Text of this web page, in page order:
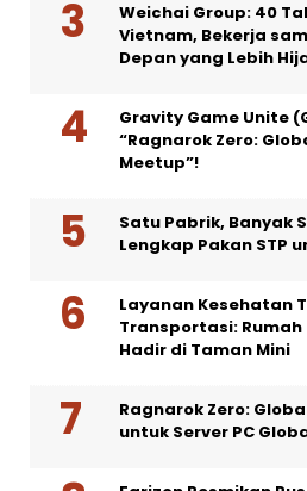
Weichai Group: 40
Vietnam, Bekerja
Depan yang Lebih
Gravity Game Unite
“Ragnarok Zero:
Meetup”!
Satu Pabrik, Banyak
Lengkap Pakan STP
Layanan Kesehatan
Transportasi: Rumah
Hadir di Taman Mini
Ragnarok Zero:
untuk Server PC